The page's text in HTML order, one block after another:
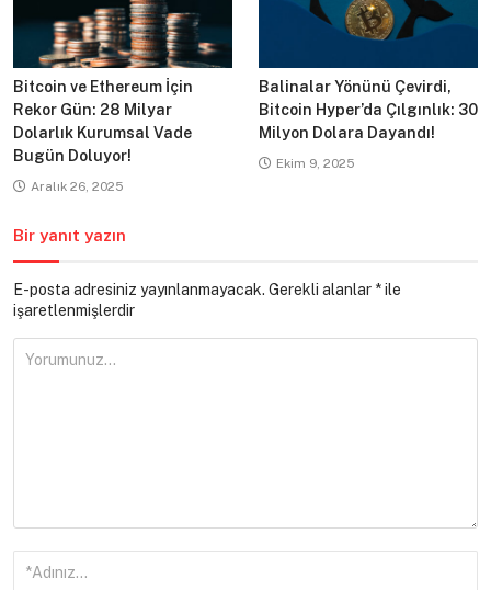
Bitcoin ve Ethereum İçin
Rekor Gün: 28 Milyar
Dolarlık Kurumsal Vade
Bugün Doluyor!
Aralık 26, 2025
Balinalar Yönünü Çevirdi,
Bitcoin Hyper’da Çılgınlık: 30
Milyon Dolara Dayandı!
Ekim 9, 2025
Bir yanıt yazın
E-posta adresiniz yayınlanmayacak. Gerekli alanlar *ile
işaretlenmişlerdir